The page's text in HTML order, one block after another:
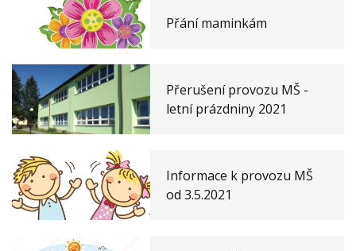
Přání maminkám
Přerušení provozu MŠ -
letní prázdniny 2021
Informace k provozu MŠ
od 3.5.2021